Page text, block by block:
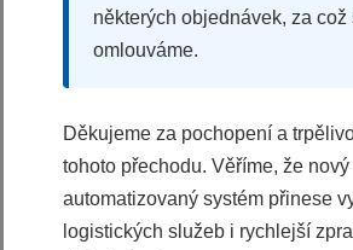
nimi děláme.
IDENTITA SPRÁVCE A
KONTAKTNÍ ÚDAJE
identifikační a kontaktní údaje jsou
některých objednávek, za což
omlouváme.
Děkujeme za pochopení a
tohoto přechodu. Věříme, že nový
automatizovaný systém přinese
logistických služeb i rychlejší